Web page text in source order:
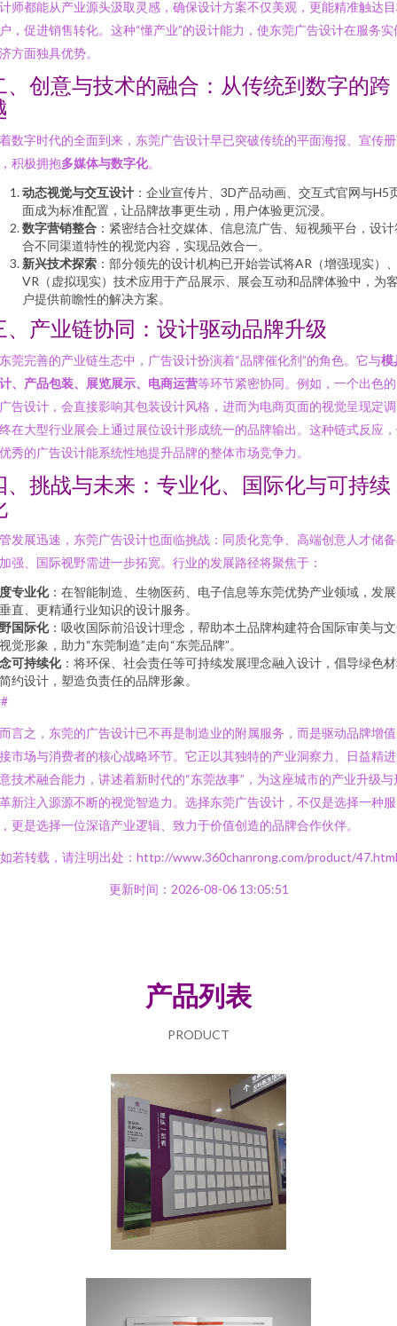
师都能从产业源头汲取灵感，确保设计方案不仅美观，更能精准触达
，促进销售转化。这种“懂产业”的设计能力，使东莞广告设计在服务实
方面独具优势。
、创意与技术的融合：从传统到数字的跨
数字时代的全面到来，东莞广告设计早已突破传统的平面海报、宣传
积极拥抱多媒体与数字化。
动态视觉与交互设计 ：企业宣传片、3D产品动画、交互式官网与H5
面成为标准配置，让品牌故事更生动，用户体验更沉浸。
数字营销整合 ：紧密结合社交媒体、信息流广告、短视频平台，设计
合不同渠道特性的视觉内容，实现品效合一。
新兴技术探索 ：部分领先的设计机构已开始尝试将AR（增强现实）
VR（虚拟现实）技术应用于产品展示、展会互动和品牌体验中，为
户提供前瞻性的解决方案。
、产业链协同：设计驱动品牌升级
莞完善的产业链生态中，广告设计扮演着“品牌催化剂”的角色。它与模
、产品包装、展览展示、电商运营等环节紧密协同。例如，一个出色
告设计，会直接影响其包装设计风格，进而为电商页面的视觉呈现定
在大型行业展会上通过展位设计形成统一的品牌输出。这种链式反应
秀的广告设计能系统性地提升品牌的整体市场竞争力。
、挑战与未来：专业化、国际化与可持续
发展迅速，东莞广告设计也面临挑战：同质化竞争、高端创意人才储
强、国际视野需进一步拓宽。行业的发展路径将聚焦于：
专业化：在智能制造、生物医药、电子信息等东莞优势产业领域，发
直、更精通行业知识的设计服务。
国际化：吸收国际前沿设计理念，帮助本土品牌构建符合国际审美与
觉形象，助力“东莞制造”走向“东莞品牌”。
可持续化：将环保、社会责任等可持续发展理念融入设计，倡导绿色
约设计，塑造负责任的品牌形象。
言之，东莞的广告设计已不再是制造业的附属服务，而是驱动品牌增
市场与消费者的核心战略环节。它正以其独特的产业洞察力、日益精
技术融合能力，讲述着新时代的“东莞故事”，为这座城市的产业升级与
新注入源源不断的视觉智造力。选择东莞广告设计，不仅是选择一种服
更是选择一位深谙产业逻辑、致力于价值创造的品牌合作伙伴。
如若转载，请注明出处：http://www.360chanrong.com/product/47.html
更新时间：2026-08-06 13:05:51
产品列表
PRODUCT